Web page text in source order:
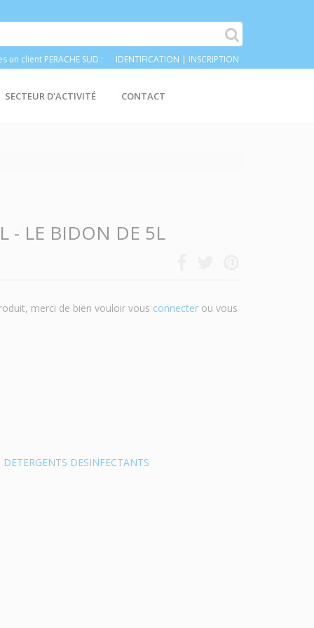
un client PERACHE SUD : IDENTIFICATION | INSCRIPTION
SECTEUR D'ACTIVITÉ CONTACT
- LE BIDON DE 5L
merci de bien vouloir vous connecter ou vous
DETERGENTS DESINFECTANTS